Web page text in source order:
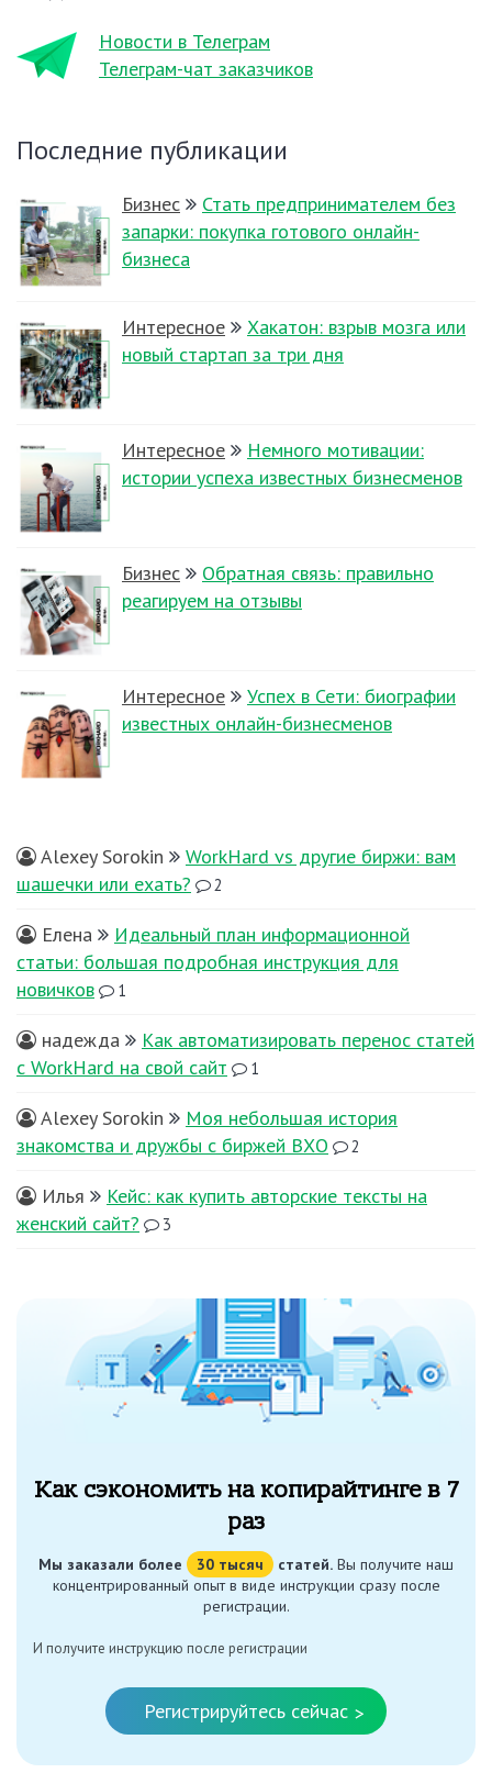
Новости в Телеграм
Телеграм-чат заказчиков
Последние публикации
Бизнес
Стать предпринимателем без
запарки: покупка готового онлайн-
бизнеса
Интересное
Хакатон: взрыв мозга или
новый стартап за три дня
Интересное
Немного мотивации:
истории успеха известных бизнесменов
Бизнес
Обратная связь: правильно
реагируем на отзывы
Интересное
Успех в Сети: биографии
известных онлайн-бизнесменов
Alexey Sorokin
WorkHard vs другие биржи: вам
шашечки или ехать?
2
Елена
Идеальный план информационной
статьи: большая подробная инструкция для
новичков
1
надежда
Как автоматизировать перенос статей
с WorkHard на свой сайт
1
Alexey Sorokin
Моя небольшая история
знакомства и дружбы с биржей ВХО
2
Илья
Кейс: как купить авторские тексты на
женский сайт?
3
Как сэкономить на копирайтинге в 7
раз
Мы заказали более 30 тысяч статей. Вы получите наш
концентрированный опыт в виде инструкции сразу после
регистрации.
И получите инструкцию после регистрации
Регистрируйтесь сейчас >